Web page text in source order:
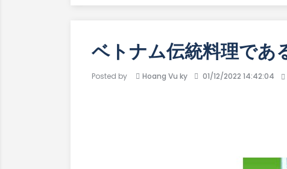
ベトナム伝統料理であ
Posted by Hoang Vu ky 01/12/2022 14:42:04